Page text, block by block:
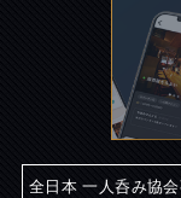
全日本 一人呑み協